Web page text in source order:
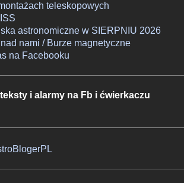
teleskopowych
astronomiczne w SIERPNIU 2026
nami / Burze magnetyczne
na Facebooku
i alarmy na Fb i ćwierkaczu